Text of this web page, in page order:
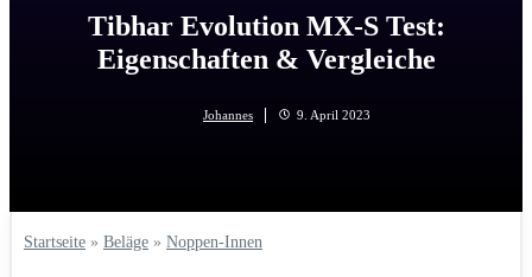
Tibhar Evolution MX-S Test:
Eigenschaften & Vergleiche
Johannes 9. April 2023
Startseite » Beläge » Noppen-Innen